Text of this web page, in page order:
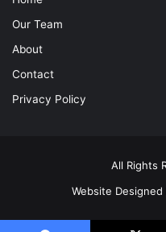
Our Team
About
Contact
Privacy Policy
All Rights
Website Designed